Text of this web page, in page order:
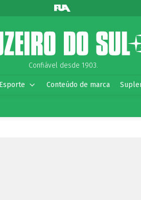
Confiável desde 1903.
Esporte Conteúdo de marca